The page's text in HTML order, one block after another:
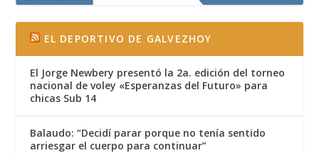
EL DEPORTIVO DE GALVEZHOY
El Jorge Newbery presentó la 2a. edición del torneo
nacional de voley «Esperanzas del Futuro» para
chicas Sub 14
Balaudo: “Decidí parar porque no tenía sentido
arriesgar el cuerpo para continuar”